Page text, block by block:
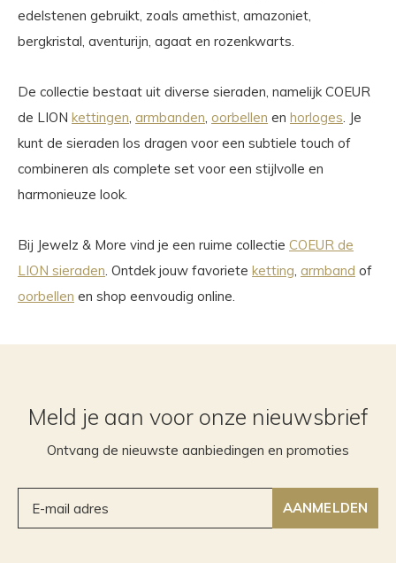
edelstenen gebruikt, zoals amethist, amazoniet,
bergkristal, aventurijn, agaat en rozenkwarts.
De collectie bestaat uit diverse sieraden, namelijk COEUR
de LION kettingen, armbanden, oorbellen en horloges. Je
kunt de sieraden los dragen voor een subtiele touch of
combineren als complete set voor een stijlvolle en
harmonieuze look.
Bij Jewelz & More vind je een ruime collectie COEUR de
LION sieraden. Ontdek jouw favoriete ketting, armband of
oorbellen en shop eenvoudig online.
Meld je aan voor onze nieuwsbrief
Ontvang de nieuwste aanbiedingen en promoties
AANMELDEN